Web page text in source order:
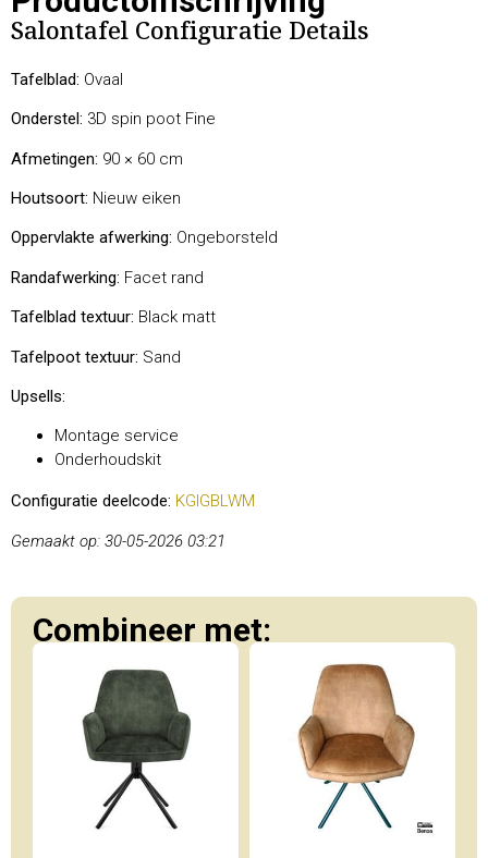
Salontafel Configuratie Details
Tafelblad: Ovaal
Onderstel: 3D spin poot Fine
Afmetingen: 90 × 60 cm
Houtsoort: Nieuw eiken
Oppervlakte afwerking: Ongeborsteld
Randafwerking: Facet rand
Tafelblad textuur: Black matt
Tafelpoot textuur: Sand
Upsells:
Montage service
Onderhoudskit
Configuratie deelcode: KGIGBLWM
Gemaakt op: 30-05-2026 03:21
Combineer met: